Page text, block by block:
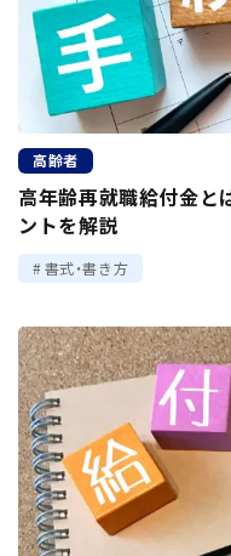
高齢者
高年齢再就職給付金と
ントを解説
書式・書き方